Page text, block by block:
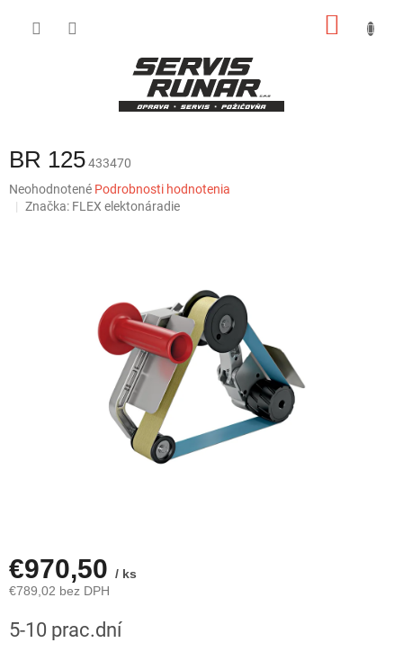
BR 125433470
Priemerné
hodnotenie
Neohodnotené Podrobnosti hodnotenia
Značka: FLEX elektonáradie
€970,50 / ks
€789,02 bez DPH
cena:
5-10 prac.dní